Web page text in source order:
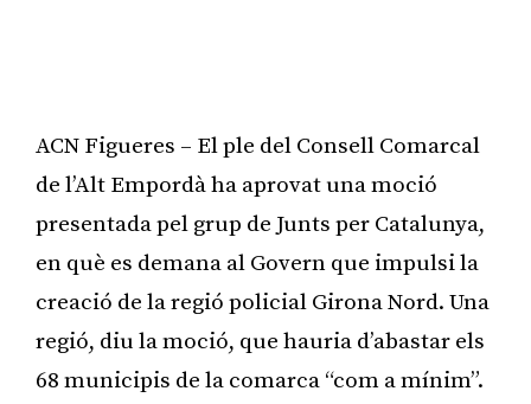
ACN Figueres – El ple del Consell Comarcal
de l’Alt Empordà ha aprovat una moció
presentada pel grup de Junts per Catalunya,
en què es demana al Govern que impulsi la
creació de la regió policial Girona Nord. Una
regió, diu la moció, que hauria d’abastar els
68 municipis de la comarca “com a mínim”.